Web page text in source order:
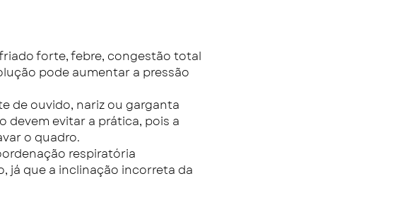
forte, febre, congestão total
pode aumentar a pressão
de ouvido, nariz ou garganta
devem evitar a prática, pois a
o quadro.
respiratória
já que a inclinação incorreta da